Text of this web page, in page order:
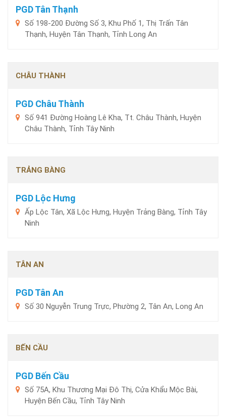
PGD Tân Thạnh
Số 198-200 Đường Số 3, Khu Phố 1, Thị Trấn Tân
Thạnh, Huyện Tân Thạnh, Tỉnh Long An
CHÂU THÀNH
PGD Châu Thành
Số 941 Đường Hoàng Lê Kha, Tt. Châu Thành, Huyện
Châu Thành, Tỉnh Tây Ninh
TRẢNG BÀNG
PGD Lộc Hưng
Ấp Lộc Tân, Xã Lộc Hưng, Huyện Trảng Bàng, Tỉnh Tây
Ninh
TÂN AN
PGD Tân An
Số 30 Nguyễn Trung Trực, Phường 2, Tân An, Long An
BẾN CẦU
PGD Bến Cầu
Số 75A, Khu Thương Mại Đô Thị, Cửa Khẩu Mộc Bài,
Huyện Bến Cầu, Tỉnh Tây Ninh